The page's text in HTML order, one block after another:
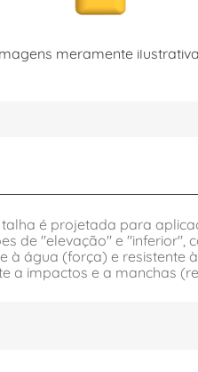
meramente
é projetada para
de "elevação" e
à água (força) e
a impactos e a manchas